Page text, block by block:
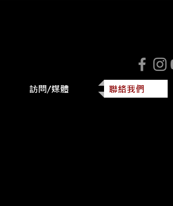
訪問/媒體 聯絡我們